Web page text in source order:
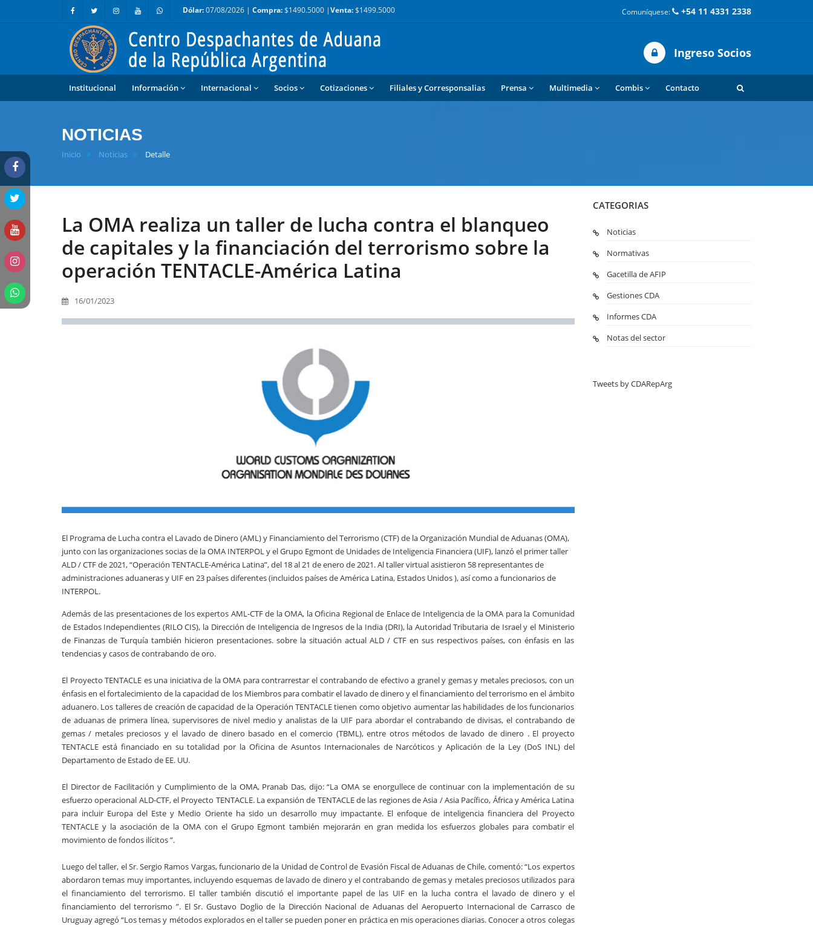
Dólar:07/08/2026 | Compra:$1490.5000 |Venta:$1499.5000 Comuníquese: +54 11 4331 2338
Ingreso Socios
Institucional Información Internacional Socios Cotizaciones Filiales y Corresponsalias Prensa Multimedia Combis Contacto
NOTICIAS
Inicio Noticias Detalle
La OMA realiza un taller de lucha contra el blanqueo
de capitales y la financiación del terrorismo sobre la
operación TENTACLE-América Latina
16/01/2023
El Programa de Lucha contra el Lavado de Dinero (AML) y Financiamiento del Terrorismo (CTF) de la Organización Mundial de Aduanas (OMA),
junto con las organizaciones socias de la OMA INTERPOL y el Grupo Egmont de Unidades de Inteligencia Financiera (UIF), lanzó el primer taller
ALD / CTF de 2021, “Operación TENTACLE-América Latina”, del 18 al 21 de enero de 2021. Al taller virtual asistieron 58 representantes de
administraciones aduaneras y UIF en 23 países diferentes (incluidos países de América Latina, Estados Unidos ), así como a funcionarios de
INTERPOL.
Además de las presentaciones de los expertos AML-CTF de la OMA, la Oficina Regional de Enlace de Inteligencia de la OMA para la Comunidad
de Estados Independientes (RILO CIS), la Dirección de Inteligencia de Ingresos de la India (DRI), la Autoridad Tributaria de Israel y el Ministerio
de Finanzas de Turquía también hicieron presentaciones. sobre la situación actual ALD / CTF en sus respectivos países, con énfasis en las
tendencias y casos de contrabando de oro.
El Proyecto TENTACLE es una iniciativa de la OMA para contrarrestar el contrabando de efectivo a granel y gemas y metales preciosos, con un
énfasis en el fortalecimiento de la capacidad de los Miembros para combatir el lavado de dinero y el financiamiento del terrorismo en el ámbito
aduanero. Los talleres de creación de capacidad de la Operación TENTACLE tienen como objetivo aumentar las habilidades de los funcionarios
de aduanas de primera línea, supervisores de nivel medio y analistas de la UIF para abordar el contrabando de divisas, el contrabando de
gemas / metales preciosos y el lavado de dinero basado en el comercio (TBML), entre otros métodos de lavado de dinero . El proyecto
TENTACLE está financiado en su totalidad por la Oficina de Asuntos Internacionales de Narcóticos y Aplicación de la Ley (DoS INL) del
Departamento de Estado de EE. UU.
El Director de Facilitación y Cumplimiento de la OMA, Pranab Das, dijo: “La OMA se enorgullece de continuar con la implementación de su
esfuerzo operacional ALD-CTF, el Proyecto TENTACLE. La expansión de TENTACLE de las regiones de Asia / Asia Pacífico, África y América Latina
para incluir Europa del Este y Medio Oriente ha sido un desarrollo muy impactante. El enfoque de inteligencia financiera del Proyecto
TENTACLE y la asociación de la OMA con el Grupo Egmont también mejorarán en gran medida los esfuerzos globales para combatir el
movimiento de fondos ilícitos ”.
Luego del taller, el Sr. Sergio Ramos Vargas, funcionario de la Unidad de Control de Evasión Fiscal de Aduanas de Chile, comentó: “Los expertos
abordaron temas muy importantes, incluyendo esquemas de lavado de dinero y el contrabando de gemas y metales preciosos utilizados para
el financiamiento del terrorismo. El taller también discutió el importante papel de las UIF en la lucha contra el lavado de dinero y el
financiamiento del terrorismo ”. El Sr. Gustavo Doglio de la Dirección Nacional de Aduanas del Aeropuerto Internacional de Carrasco de
Uruguay agregó “Los temas y métodos explorados en el taller se pueden poner en práctica en mis operaciones diarias. Conocer a otros colegas
CATEGORIAS
Noticias
Normativas
Gacetilla de AFIP
Gestiones CDA
Informes CDA
Notas del sector
Tweets by CDARepArg